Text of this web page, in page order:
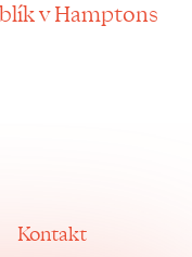
v Hamptons
Kontakt